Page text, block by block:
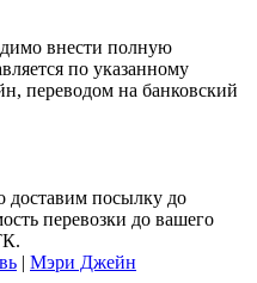
внести полную
по указанному
переводом на банковский
доставим посылку до
перевозки до вашего
| Мэри Джейн